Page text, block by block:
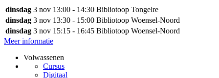
dinsdag 3 nov 13:00 - 14:30 Bibliotoop Tongelre
dinsdag 3 nov 13:30 - 15:00 Bibliotoop Woensel-Noord
dinsdag 3 nov 15:15 - 16:45 Bibliotoop Woensel-Noord
Meer informatie
Volwassenen
Cursus
Digitaal